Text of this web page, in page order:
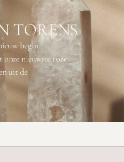
TORENS
begin.
nieuwste roze
uit de